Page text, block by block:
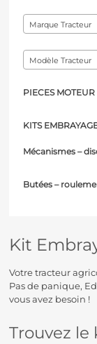
Kit
Votre tracteur
Pas de panique,
vous avez besoin !
Trouvez le
Marque Tracteur
Modèle Tracteur
PIECES MOTEUR
KITS
Mécanismes – d
Butées – r